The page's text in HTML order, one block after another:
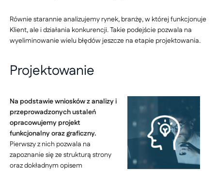
Równie starannie analizujemy rynek, branżę, w której funkcjonuje
Klient, ale i działania konkurencji. Takie podejście pozwala na
wyeliminowanie wielu błędów jeszcze na etapie projektowania.
Projektowanie
Na podstawie wniosków z analizy i
przeprowadzonych ustaleń
opracowujemy projekt
funkcjonalny oraz graficzny.
Pierwszy z nich pozwala na
zapoznanie się ze strukturą strony
oraz dokładnym opisem